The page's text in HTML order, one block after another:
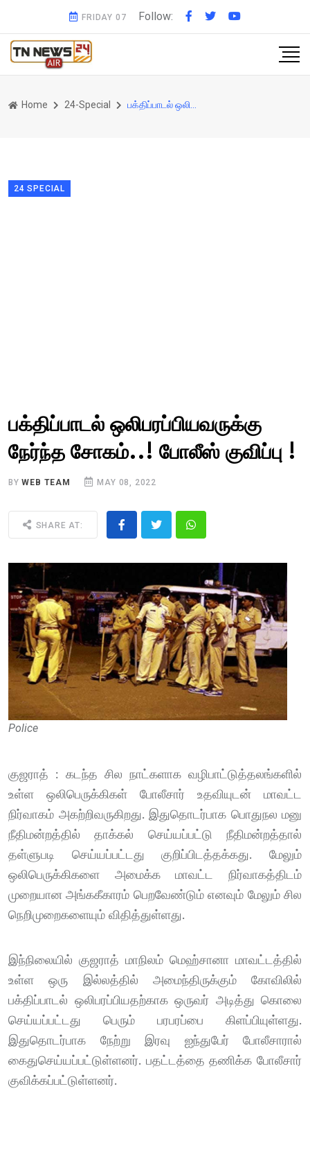
FRIDAY 07 Follow:
Home 24-Special
24 SPECIAL
பக்திப்பாடல் ஒலிபரப்பியவருக்கு
நேர்ந்த சோகம்..! போலீஸ் குவிப்பு !
BYWEB TEAM MAY 08, 2022
SHARE AT:
Police
குஜராத் : கடந்த சில நாட்களாக வழிபாட்டுத்தலங்களில்
உள்ள ஒலிபெருக்கிகள் போலீசார் உதவியுடன் மாவட்ட
நிர்வாகம் அகற்றிவருகிறது. இதுதொடர்பாக பொதுநல மனு
நீதிமன்றத்தில் தாக்கல் செய்யப்பட்டு நீதிமன்றத்தால்
தள்ளுபடி செய்யப்பட்டது குறிப்பிடத்தக்கது. மேலும்
ஒலிபெருக்கிகளை அமைக்க மாவட்ட நிர்வாகத்திடம்
முறையான அங்ககீகாரம் பெறவேண்டும் எனவும் மேலும் சில
நெறிமுறைகளையும் விதித்துள்ளது.
இந்நிலையில் குஜராத் மாநிலம் மெஹ்சானா மாவட்டத்தில்
உள்ள ஒரு இல்லத்தில் அமைந்திருக்கும் கோவிலில்
பக்திப்பாடல் ஒலிபரப்பியதற்காக ஒருவர் அடித்து கொலை
செய்யப்பட்டது பெரும் பரபரப்பை கிளப்பியுள்ளது.
இதுதொடர்பாக நேற்று இரவு ஐந்துபேர் போலீசாரால்
கைதுசெய்யப்பட்டுள்ளனர். பதட்டத்தை தணிக்க போலீசார்
குவிக்கப்பட்டுள்ளனர்.